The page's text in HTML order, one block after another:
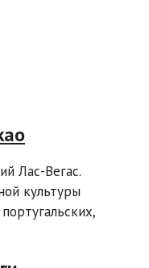
Лас-Вегас.
культуры